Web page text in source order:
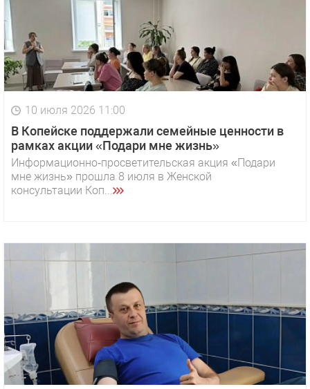
10 июля 2026 11:00
В Копейске поддержали семейные ценности в
рамках акции «Подари мне жизнь»
Информационно‑просветительская акция «Подари
мне жизнь» прошла 8 июля в Женской
консультации Коп...